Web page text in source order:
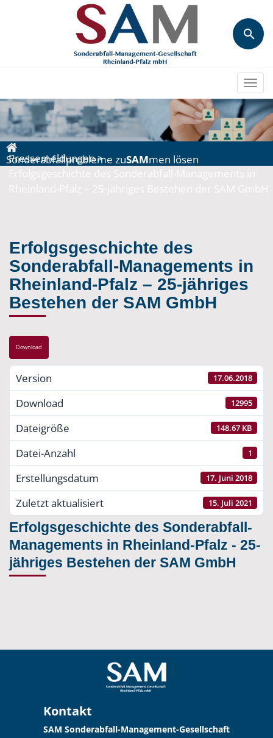
Pressemeldungen>
Sonderabfallprobleme zuSAMmen lösen
Erfolgsgeschichte des
Sonderabfall-Managements in
Rheinland-Pfalz – 25-jähriges
Bestehen der SAM GmbH
Download
Version 17.06.2018
Download 12995
Dateigröße 148.67 KB
Datei-Anzahl 1
Erstellungsdatum 17. Juni 2018
Zuletzt aktualisiert 15. Juli 2021
Erfolgsgeschichte des Sonderabfall-
Managements in Rheinland-Pfalz - 25-
jähriges Bestehen der SAM GmbH
Kontakt
SAM Sonderabfall-Management-Gesellschaft